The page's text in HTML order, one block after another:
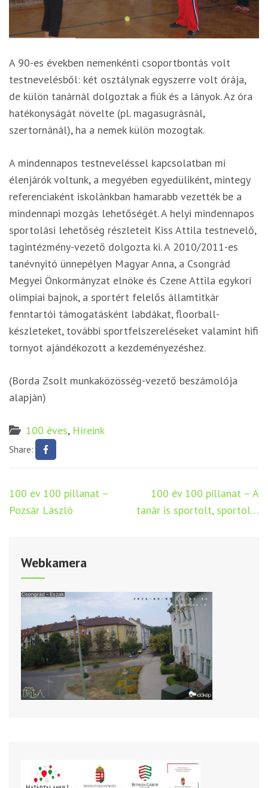
A 90-es években nemenkénti csoportbontás volt
testnevelésből: két osztálynak egyszerre volt órája,
de külön tanárnál dolgoztak a fiúk és a lányok. Az óra
hatékonyságát növelte (pl. magasugrásnál,
szertornánál), ha a nemek külön mozogtak.
A mindennapos testneveléssel kapcsolatban mi
élenjárók voltunk, a megyében egyedüliként, mintegy
referenciaként iskolánkban hamarabb vezették be a
mindennapi mozgás lehetőségét. A helyi mindennapos
sportolási lehetőség részleteit Kiss Attila testnevelő,
tagintézmény-vezető dolgozta ki. A 2010/2011-es
tanévnyitó ünnepélyen Magyar Anna, a Csongrád
Megyei Önkormányzat elnöke és Czene Attila egykori
olimpiai bajnok, a sportért felelős államtitkár
fenntartói támogatásként labdákat, floorball-
készleteket, további sportfelszereléseket valamint hifi
tornyot ajándékozott a kezdeményezéshez.
(Borda Zsolt munkaközösség-vezető beszámolója
alapján)
100 éves, Híreink
Share:
Bejegyzés
navigáció
100 év 100 pillanat –
Pozsár László
100 év 100 pillanat – A
tanár is sportolt, sportol…
Webkamera